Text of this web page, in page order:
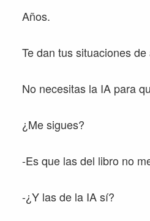
Años.
Te dan tus situaciones
No necesitas la IA para
¿Me sigues?
-Es que las del libro no
-¿Y las de la IA sí?